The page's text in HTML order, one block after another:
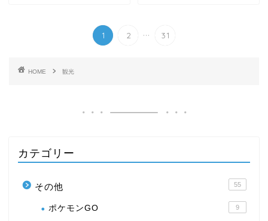
1 2 ... 31
HOME 観光
カテゴリー
その他 55
ポケモンGO 9